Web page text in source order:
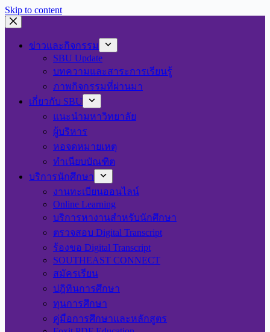
Skip to content
ข่าวและกิจกรรม
SBU Update
บทความและสาระการเรียนรู้
ภาพกิจกรรมที่ผ่านมา
เกี่ยวกับ SBU
แนะนำมหาวิทยาลัย
ผู้บริหาร
หอจดหมายเหตุ
ทำเนียบบัณฑิต
บริการนักศึกษา
งานทะเบียนออนไลน์
Online Learning
บริการหางานสำหรับนักศึกษา
ตรวจสอบ Digital Transcript
ร้องขอ Digital Transcript
SOUTHEAST CONNECT
สมัครเรียน
ปฎิทินการศึกษา
ทุนการศึกษา
คู่มือการศึกษาและหลักสูตร